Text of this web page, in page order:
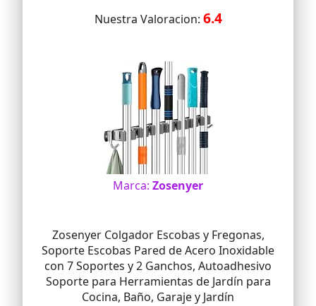
Nuestra Valoracion: 6.4
Marca: Zosenyer
Zosenyer Colgador Escobas y Fregonas,
Soporte Escobas Pared de Acero Inoxidable
con 7 Soportes y 2 Ganchos, Autoadhesivo
Soporte para Herramientas de Jardín para
Cocina, Baño, Garaje y Jardín